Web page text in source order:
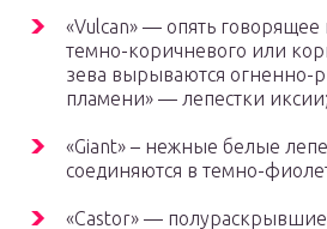
«Vulcan» — опять говорящее
темно-коричневого или
зева вырываются огненно-
пламени» — лепестки иксии;
«Giant» – нежные белые
соединяются в темно-
«Castor» —